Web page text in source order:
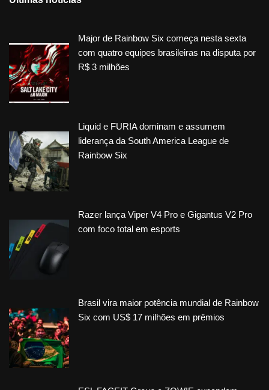
Major de Rainbow Six começa nesta sexta
com quatro equipes brasileiras na disputa por
R$ 3 milhões
Liquid e FURIA dominam e assumem
liderança da South America League de
Rainbow Six
Razer lança Viper V4 Pro e Gigantus V2 Pro
com foco total em esports
Brasil vira maior potência mundial de Rainbow
Six com US$ 17 milhões em prêmios